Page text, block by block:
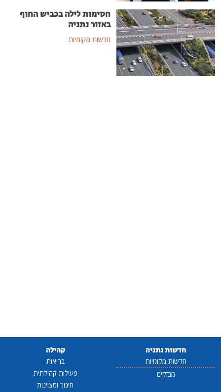
חסימות לילה בכביש החוף
באזור נתניה
חדשות מקומיות
חדשות נתניה
חדשות מקומיות
מבזקים
קהילה
בריאות
פעילות קהילתית
חינוך ומצוינות